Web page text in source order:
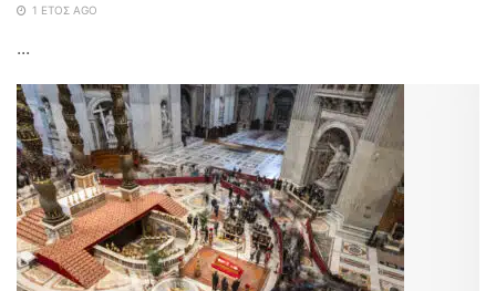
1 ΈΤΟΣ AGO
...